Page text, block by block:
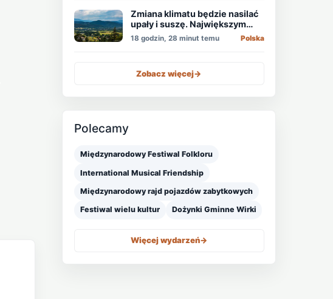
Zmiana klimatu będzie nasilać
upały i suszę. Największym
zagrożeniem jest niedobór
wody
18 godzin, 28 minut temu Polska
Zobacz więcej->
Polecamy
Międzynarodowy Festiwal Folkloru
International Musical Friendship
Międzynarodowy rajd pojazdów zabytkowych
Festiwal wielu kultur Dożynki Gminne Wirki
Więcej wydarzeń->